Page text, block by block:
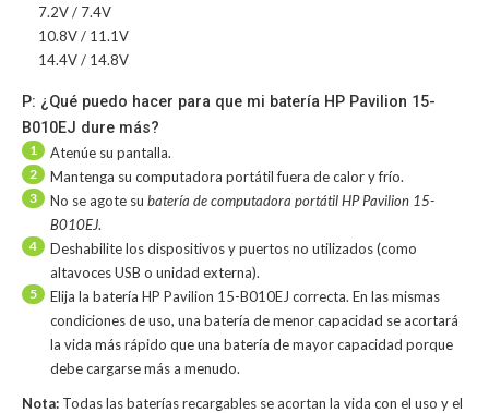
7.2V / 7.4V
10.8V / 11.1V
14.4V / 14.8V
P: ¿Qué puedo hacer para que mi batería HP Pavilion 15-
B010EJ dure más?
1 Atenúe su pantalla.
2 Mantenga su computadora portátil fuera de calor y frío.
3 No se agote su batería de computadora portátil HP Pavilion 15-
B010EJ.
4
Deshabilite los dispositivos y puertos no utilizados (como
altavoces USB o unidad externa).
5
Elija la batería HP Pavilion 15-B010EJ correcta. En las mismas
condiciones de uso, una batería de menor capacidad se acortará
la vida más rápido que una batería de mayor capacidad porque
debe cargarse más a menudo.
Nota: Todas las baterías recargables se acortan la vida con el uso y el